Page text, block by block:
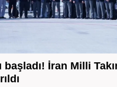
İran Milli